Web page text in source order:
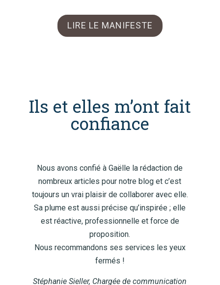
LIRE LE MANIFESTE
Ils et elles m’ont fait
confiance
Nous avons confié à Gaëlle la rédaction de
nombreux articles pour notre blog et c’est
toujours un vrai plaisir de collaborer avec elle.
Sa plume est aussi précise qu’inspirée ; elle
est réactive, professionnelle et force de
proposition.
Nous recommandons ses services les yeux
fermés !
Stéphanie Sieller, Chargée de communication